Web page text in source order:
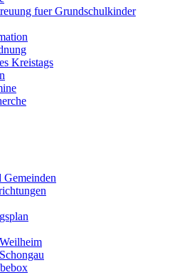
fuer Grundschulkinder
Kreistags
Gemeinden